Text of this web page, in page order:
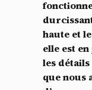
haute et
elle est
les
que nous